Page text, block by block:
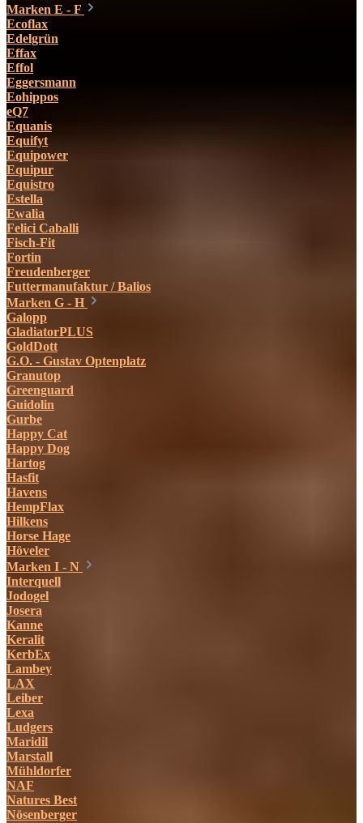
Marken E - F
Ecoflax
Edelgrün
Effax
Effol
Eggersmann
Eohippos
eQ7
Equanis
Equifyt
Equipower
Equipur
Equistro
Estella
Ewalia
Felici Caballi
Fisch-Fit
Fortin
Freudenberger
Futtermanufaktur / Balios
Marken G - H
Galopp
GladiatorPLUS
GoldDott
G.O. - Gustav Optenplatz
Granutop
Greenguard
Guidolin
Gurbe
Happy Cat
Happy Dog
Hartog
Hasfit
Havens
HempFlax
Hilkens
Horse Hage
Höveler
Marken I - N
Interquell
Jodogel
Josera
Kanne
Keralit
KerbEx
Lambey
LAX
Leiber
Lexa
Ludgers
Maridil
Marstall
Mühldorfer
NAF
Natures Best
Nösenberger